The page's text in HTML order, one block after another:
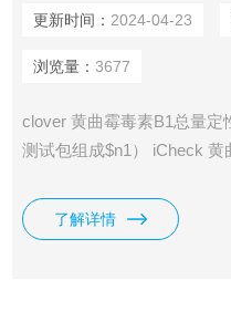
更新时间： 2024-04-23
浏览量： 3677
clover 黄曲霉毒素B1总量定
测试包组成$n1） iCheck 黄
了解详情